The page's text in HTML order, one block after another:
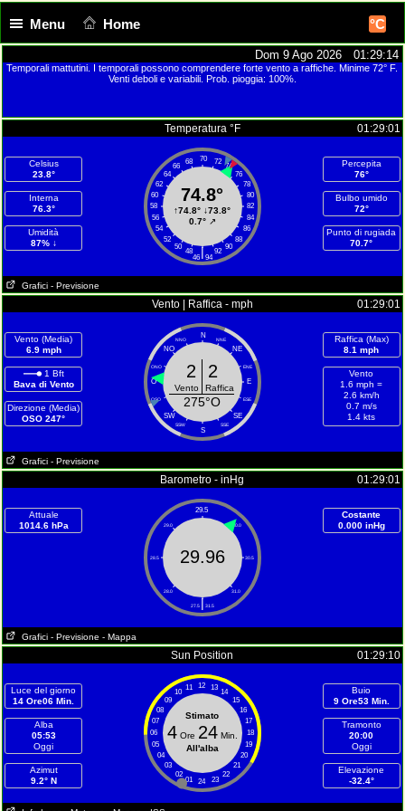
Menu Home °C
Dom 9 Ago 2026 01:29:14
Temporali mattutini. I temporali possono comprendere forte vento a raffiche. Minime 72° F.
Venti deboli e variabili. Prob. pioggia: 100%.
Temperatura °F 01:29:01
Celsius
23.8°
Interna
76.3°
Umidità
87% ↓
70
68 72
66
74
64
76
62
78
60
80
58
82
56
84
54
86
52
88
50
90
48 92
46 94
|
74.8°
↑74.8° ↓73.8°
0.7°↗
Percepita
76°
Bulbo umido
72°
Punto di rugiada
70.7°
Grafici - Previsione
Vento | Raffica - mph 01:29:01
Vento (Media)
6.9 mph
1 Bft
Bava di Vento
Direzione (Media)
OSO 247°
N
NO
NE
O E
SW
SE
S
NNO NNE
ONO ENE
OSO ESE
SSW SSE
2 2
Vento Raffica
275°O
Raffica (Max)
8.1 mph
Vento
1.6 mph =
2.6 km/h
0.7 m/s
1.4 kts
Grafici - Previsione
Barometro - inHg 01:29:01
Attuale
1014.6 hPa
29.5
29.0 30.0
28.5 30.5
28.0 31.0
27.5 31.5
|
29.96
Costante
0.000 inHg
Grafici - Previsione - Mappa
Sun Position 01:29:10
Luce del giorno
14 Ore06 Min.
Alba
05:53
Oggi
Azimut
9.2° N
12
11 13
10
14
09
15
08
16
07
17
06
18
05
19
04
20
03
21
02
22
01 23
24
Stimato
4Ore 24Min.
All'alba
Buio
9 Ore53 Min.
Tramonto
20:00
Oggi
Elevazione
-32.4°